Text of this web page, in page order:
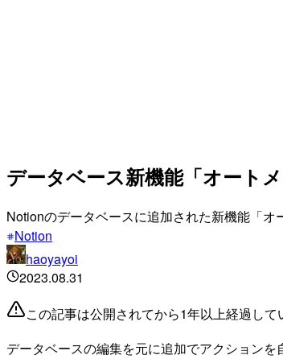
データベース新機能「オート
Notionのデータベースに追加された新機能「オ
Notion
haoyayoi
2023.08.31
この記事は公開されてから1年以上経過し
データベースの編集を元に追加でアクション